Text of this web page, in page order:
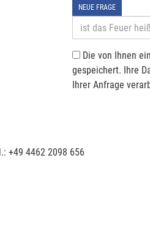
NEUE FRAGE
Die von Ihnen
gespeichert. Ihre
Ihrer Anfrage
+49 4462 2098 656